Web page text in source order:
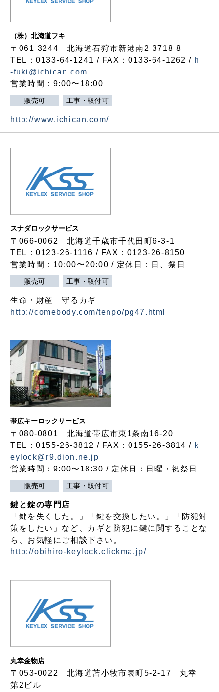
（株）北海道フキ
〒061-3244 北海道石狩市新港南2-3718-8
TEL：0133-64-1241 / FAX：0133-64-1262 / h
-fuki@ichican.com
営業時間：9:00〜18:00
販売可 工事・取付可
http://www.ichican.com/
スナダロックサービス
〒066-0062 北海道千歳市千代田町6-3-1
TEL：0123-26-1116 / FAX：0123-26-8150
営業時間：10:00〜20:00 / 定休日：日、祭日
販売可 工事・取付可
生命・財産 守るカギ
http://comebody.com/tenpo/pg47.html
帯広キーロックサービス
〒080-0801 北海道帯広市東1条南16-20
TEL：0155-26-3812 / FAX：0155-26-3814 / k
eylock@r9.dion.ne.jp
営業時間：9:00〜18:30 / 定休日：日曜・祝祭日
販売可 工事・取付可
鍵と錠の専門店
「鍵を失くした。」「鍵を交換したい。」「防犯対
策をしたい」など、カギと防犯に鍵に関することな
ら、お気軽にご相談下さい。
http://obihiro-keylock.clickma.jp/
丸幸金物店
〒053-0022 北海道苫小牧市表町5-2-17 丸幸
第2ビル